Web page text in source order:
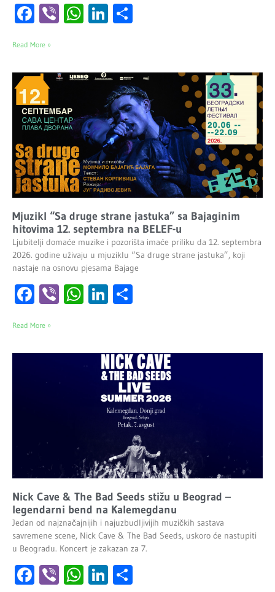
Facebook
ViberWhatsApp
LinkedIn
Read More »
Mjuzikl “Sa druge strane jastuka” sa Bajaginim
hitovima 12. septembra na BELEF-u
Ljubitelji domaće muzike i pozorišta imaće priliku da 12. septembra
2026. godine uživaju u mjuziklu “Sa druge strane jastuka”, koji
nastaje na osnovu pjesama Bajage
Facebook
ViberWhatsApp
LinkedIn
Read More »
Nick Cave & The Bad Seeds stižu u Beograd –
legendarni bend na Kalemegdanu
Jedan od najznačajnijih i najuzbudljivijih muzičkih sastava
savremene scene, Nick Cave & The Bad Seeds, uskoro će nastupiti
u Beogradu. Koncert je zakazan za 7.
Facebook
ViberWhatsApp
LinkedIn